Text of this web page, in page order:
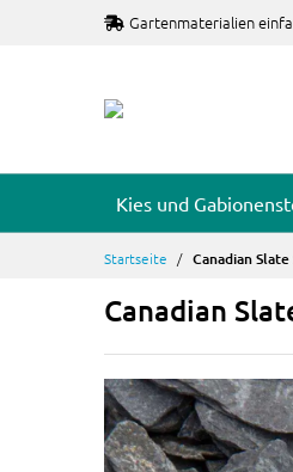
Gartenmaterialien
Kies und
Startseite Canadian
Canadian